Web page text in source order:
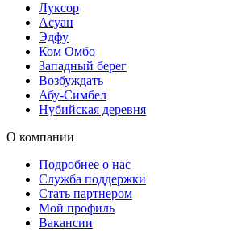
Луксор
Асуан
Эдфу
Ком Омбо
Западный берег
Возбуждать
Абу-Симбел
Нубийская деревня
О компании
Подробнее о нас
Служба поддержки
Стать партнером
Мой профиль
Вакансии